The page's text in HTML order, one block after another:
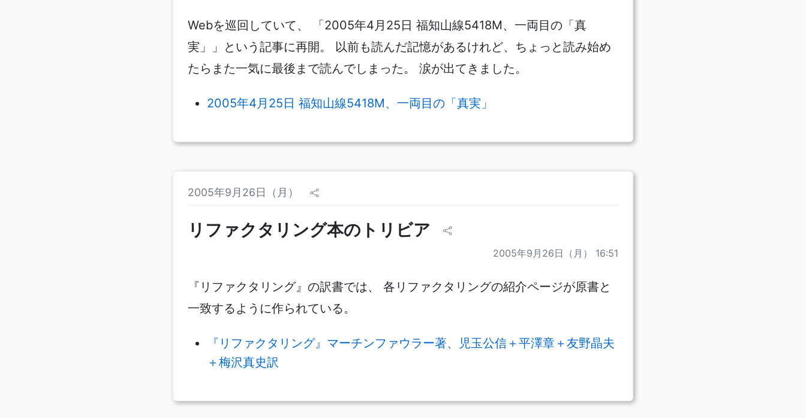
Webを巡回していて、 「2005年4月25日 福知山線5418M、一両目の「真
実」」という記事に再開。 以前も読んだ記憶があるけれど、ちょっと読み始め
たらまた一気に最後まで読んでしまった。 涙が出てきました。
2005年4月25日 福知山線5418M、一両目の「真実」
2005年9月26日（月）
リファクタリング本のトリビア
2005年9月26日（月） 16:51
『リファクタリング』の訳書では、 各リファクタリングの紹介ページが原書と
一致するように作られている。
『リファクタリング』マーチンファウラー著、児玉公信＋平澤章＋友野晶夫
＋梅沢真史訳